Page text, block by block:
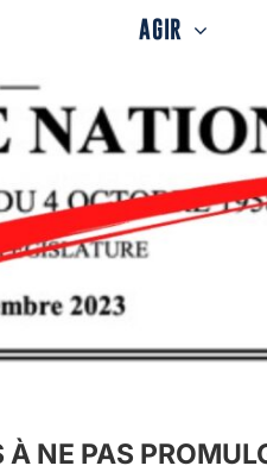
AGIR
NE PAS